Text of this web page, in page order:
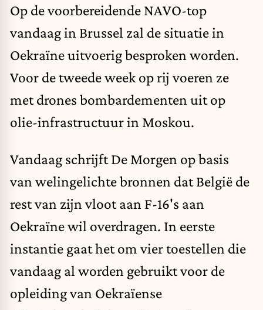
Op de voorbereidende NAVO-top
vandaag in Brussel zal de situatie in
Oekraïne uitvoerig besproken worden.
Voor de tweede week op rij voeren ze
met drones bombardementen uit op
olie-infrastructuur in Moskou.
Vandaag schrijft De Morgen op basis
van welingelichte bronnen dat België de
rest van zijn vloot aan F-16's aan
Oekraïne wil overdragen. In eerste
instantie gaat het om vier toestellen die
vandaag al worden gebruikt voor de
opleiding van Oekraïense